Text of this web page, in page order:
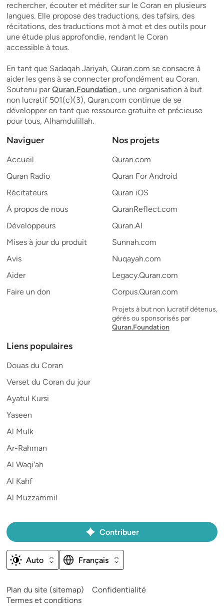
rechercher, écouter et méditer sur le Coran en plusieurs
langues. Elle propose des traductions, des tafsirs, des
récitations, des traductions mot à mot et des outils pour
une étude plus approfondie, rendant le Coran
accessible à tous.
En tant que Sadaqah Jariyah, Quran.com se consacre à
aider les gens à se connecter profondément au Coran.
Soutenu parQuran.Foundation , une organisation à but
non lucratif 501(c)(3), Quran.com continue de se
développer en tant que ressource gratuite et précieuse
pour tous, Alhamdulillah.
Naviguer
Accueil
Quran Radio
Récitateurs
À propos de nous
Développeurs
Mises à jour du produit
Avis
Aider
Faire un don
Nos projets
Quran.com
Quran For Android
Quran iOS
QuranReflect.com
Quran.AI
Sunnah.com
Nuqayah.com
Legacy.Quran.com
Corpus.Quran.com
Projets à but non lucratif détenus,
gérés ou sponsorisés par
Quran.Foundation
Liens populaires
Douas du Coran
Verset du Coran du jour
Ayatul Kursi
Yaseen
Al Mulk
Ar-Rahman
Al Waqi'ah
Al Kahf
Al Muzzammil
Plan du site (sitemap)
Confidentialité
Termes et conditions
Contribuer
Auto Français